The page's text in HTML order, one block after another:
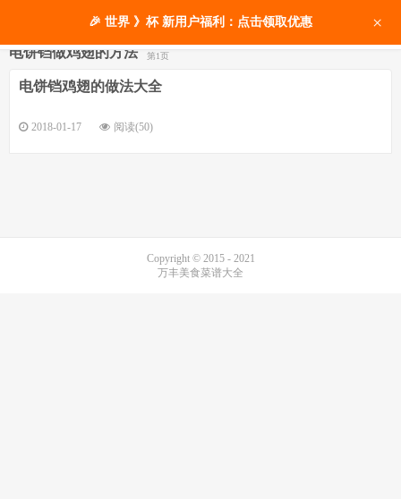
电饼铛做鸡翅的方法 第1页
电饼铛鸡翅的做法大全
2018-01-17 阅读(50)
Copyright © 2015 - 2021
万丰美食菜谱大全
🎉 世界 》杯 新用户福利：点击领取优惠 ×